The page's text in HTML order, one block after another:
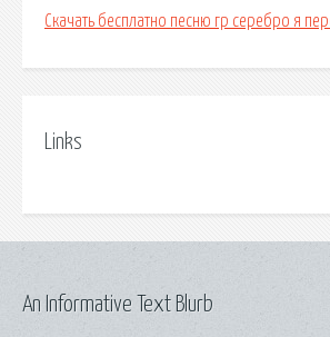
Скачать бесплатно песню гр серебро я
Links
An Informative Text Blurb